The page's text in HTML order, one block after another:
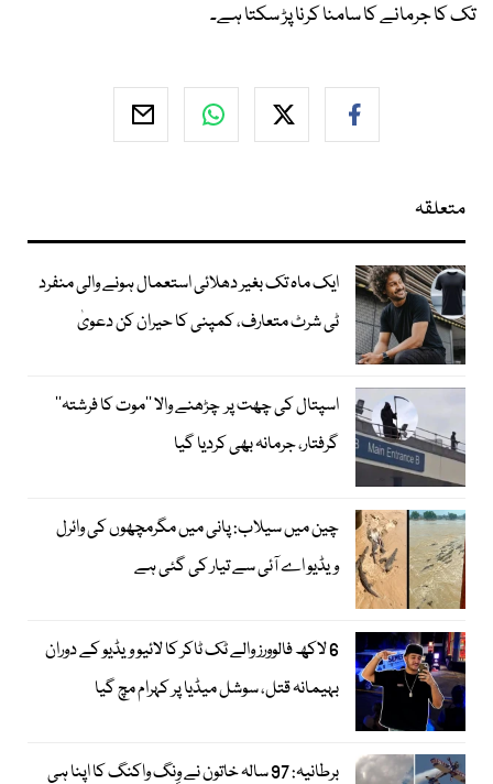
تک کا جرمانے کا سامنا کرنا پڑ سکتا ہے۔
متعلقہ
ایک ماہ تک بغیر دھلائی استعمال ہونے والی منفرد
ٹی شرٹ متعارف، کمپنی کا حیران کن دعویٰ
اسپتال کی چھت پر چڑھنے والا ’’موت کا فرشتہ‘‘
گرفتار، جرمانہ بھی کردیا گیا
چین میں سیلاب: پانی میں مگرمچھوں کی وائرل
ویڈیو اے آئی سے تیار کی گئی ہے
6 لاکھ فالوورز والے ٹک ٹاکر کا لائیو ویڈیو کے دوران
بہیمانہ قتل، سوشل میڈیا پر کہرام مچ گیا
برطانیہ: 97 سالہ خاتون نے وِنگ واکنگ کا اپنا ہی